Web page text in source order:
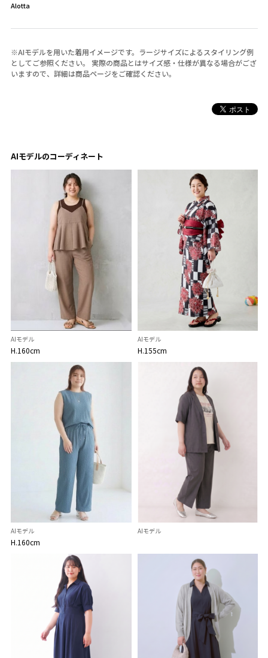
Alotta
※AIモデルを用いた着用イメージです。ラージサイズによるスタイリング例
としてご参照ください。 実際の商品とはサイズ感・仕様が異なる場合がござ
いますので、詳細は商品ページをご確認ください。
AIモデルのコーディネート
AIモデル
H.160cm
AIモデル
H.155cm
AIモデル
H.160cm
AIモデル